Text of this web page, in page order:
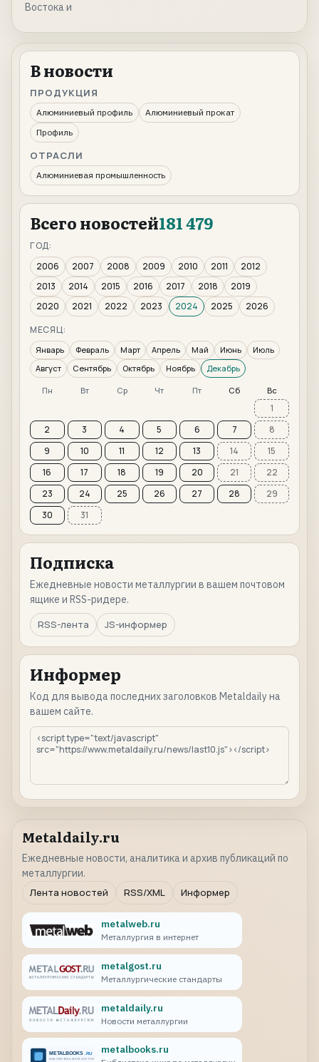
Востока и
В новости
ПРОДУКЦИЯ
Алюминиевый профиль
Алюминиевый прокат
Профиль
ОТРАСЛИ
Алюминиевая промышленность
Всего новостей181 479
ГОД:
2006
2007 2008 2009 2010 2011
2012
2013
2014 2015 2016 2017 2018
2019
2020
2021 2022 2023 2024 2025
2026
МЕСЯЦ:
Январь Февраль Март Апрель Май Июнь
Июль
Август
Сентябрь Октябрь Ноябрь Декабрь
Пн Вт Ср Чт Пт Сб Вс
1
2
3 4 5 6 7
8
9
10 11 12 13 14
15
16
17 18 19 20 21
22
23
24 25 26 27 28
29
30
31
Подписка
Ежедневные новости металлургии в вашем почтовом
ящике и RSS-ридере.
RSS-лента
JS-информер
Информер
Код для вывода последних заголовков Metaldaily на
вашем сайте.
Metaldaily.ru
Ежедневные новости, аналитика и архив публикаций по
металлургии.
Лента новостей
RSS/XML Информер
metalweb.ru
Металлургия в интернет
metalgost.ru
Металлургические стандарты
metaldaily.ru
Новости металлургии
metalbooks.ru